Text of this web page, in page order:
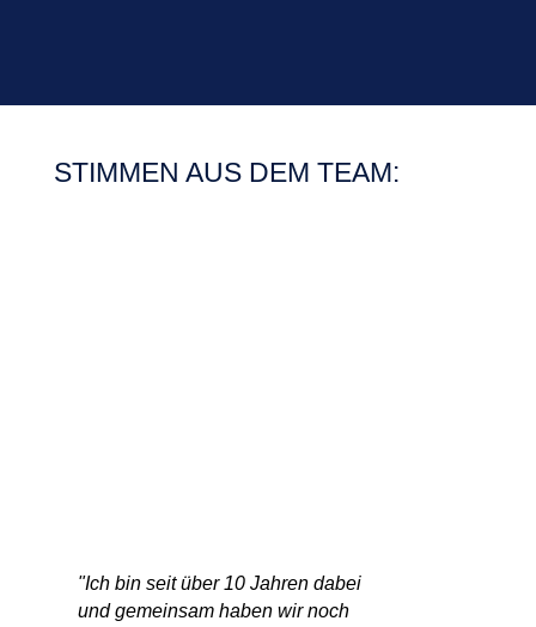
STIMMEN AUS DEM TEAM:
"Ich bin seit über 10 Jahren dabei
und gemeinsam haben wir noch